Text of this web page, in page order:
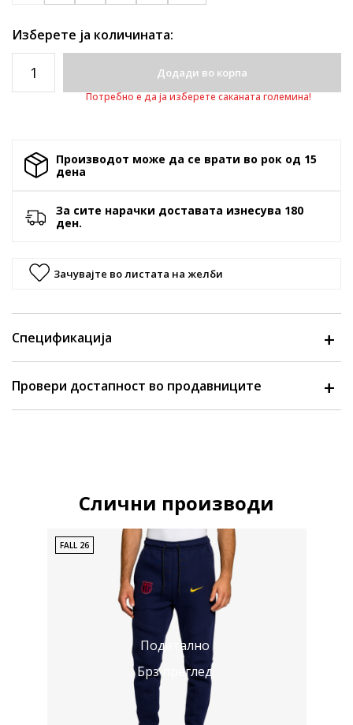
Изберете ја количината:
Додади во корпа
Потребно е да ја изберете саканата големина!
Производот може да се врати во рок од 15
денa
За сите нарачки доставата изнесува 180
ден.
Зачувајте во листата на желби
Спецификација
Провери достапност во продавниците
Слични производи
Подетално
Брз преглед
FALL 26